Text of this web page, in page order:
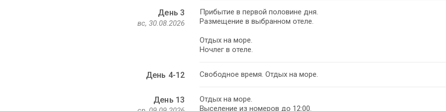
День 3
вс, 30.08.2026
Прибытие в первой половине дня.
Размещение в выбранном отеле.
Отдых на море.
Ночлег в отеле.
День 4-12
День 13
Отдых на море.
Выселение из номеров до 12:00.